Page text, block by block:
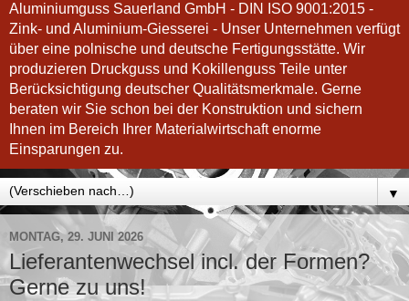
Aluminiumguss Sauerland GmbH - DIN ISO 9001:2015 -
Zink- und Aluminium-Giesserei - Unser Unternehmen verfügt
über eine polnische und deutsche Fertigungsstätte. Wir
produzieren Druckguss und Kokillenguss Teile unter
Berücksichtigung deutscher Qualitätsmerkmale. Gerne
beraten wir Sie schon bei der Konstruktion und sichern
Ihnen im Bereich Ihrer Materialwirtschaft enorme
Einsparungen zu.
▼
MONTAG, 29. JUNI 2026
Lieferantenwechsel incl. der Formen?
Gerne zu uns!